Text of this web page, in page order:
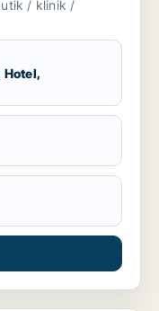
/ klinik /
Hotel,